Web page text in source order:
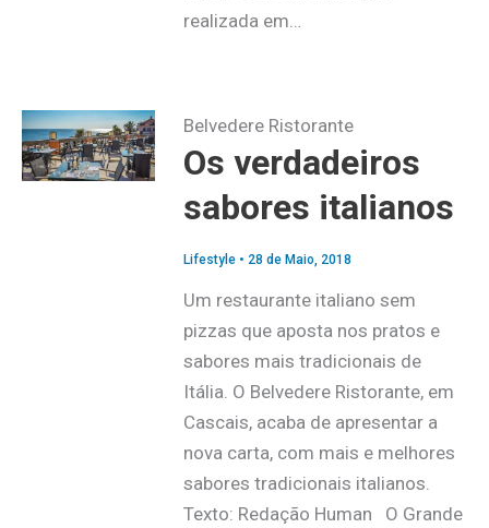
realizada em…
Belvedere Ristorante
Os verdadeiros
sabores italianos
Lifestyle• 28 de Maio, 2018
Um restaurante italiano sem
pizzas que aposta nos pratos e
sabores mais tradicionais de
Itália. O Belvedere Ristorante, em
Cascais, acaba de apresentar a
nova carta, com mais e melhores
sabores tradicionais italianos.
Texto: Redação Human O Grande